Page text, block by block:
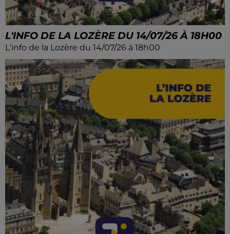
L'INFO DE LA LOZÈRE DU 14/07/26 À 18H00
L'info de la Lozère du 14/07/26 à 18h00